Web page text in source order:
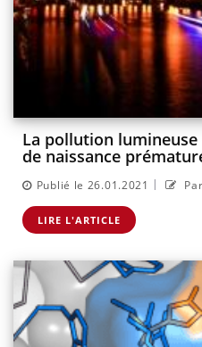
La pollution
de naissance
Publié le 26.01.2021 |
LIRE L'ARTICLE